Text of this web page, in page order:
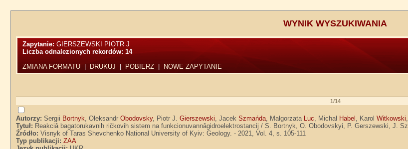
WYNIK WYSZUKIWANIA
Zapytanie:GIERSZEWSKI PIOTR J
Liczba odnalezionych rekordów:14
ZMIANA FORMATU
DRUKUJ POBIERZ NOWE ZAPYTANIE
1/14
Autorzy:Sergii Bortnyk, OleksandrObodovsky, Piotr J.Gierszewski, JacekSzmańda, Małgorzata Luc, Michał Habel , KarolWitkowski
Tytuł: Reakciâ bagatorukavnih ričkovih sistem na funkcionuvannâgidroelektrostancij / S. Bortnyk, O. Obodovskyi, P. Gerszewski, J.
Źródło:Visnyk of Taras Shevchenko National University of Kyiv: Geology. - 2021, Vol. 4, s. 105-111
Typ publikacji:ZAA